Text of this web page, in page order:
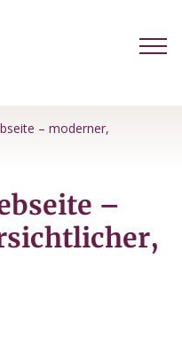
– moderner,
–